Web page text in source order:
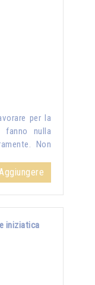
per la
fanno nulla
Non
iniziatica